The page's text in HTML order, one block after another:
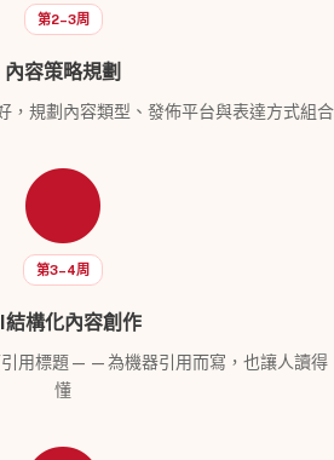
第2–3周
內容策略規劃
，規劃內容類型、發佈平台與表達方式組合
第3–4周
結構化內容創作
引用標題——為機器引用而寫，也讓人讀得
懂